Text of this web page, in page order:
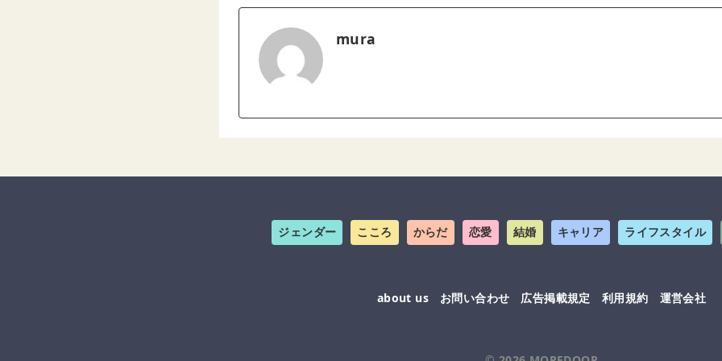
mura
ジェンダー こころ からだ 恋愛 結婚 キャリア ライフスタイル
about us お問い合わせ 広告掲載規定 利用規約 運営会社